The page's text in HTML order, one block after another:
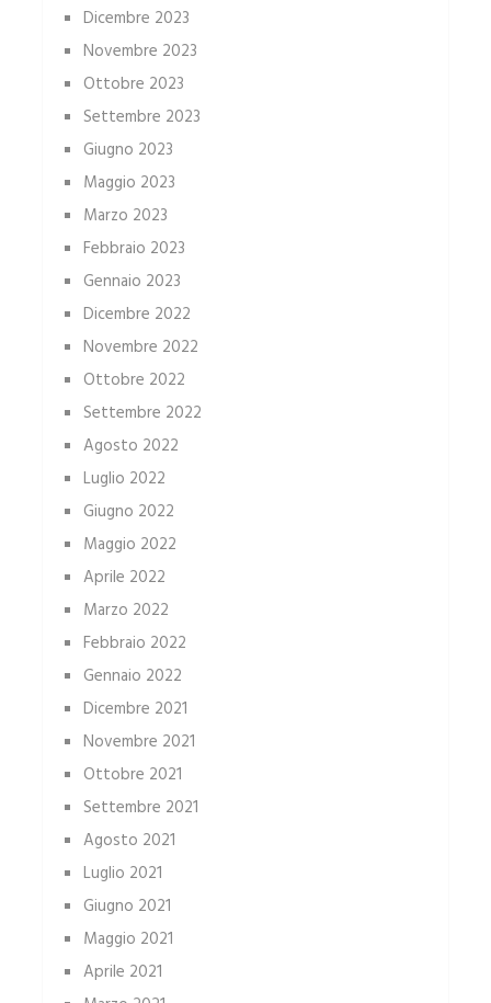
Dicembre 2023
Novembre 2023
Ottobre 2023
Settembre 2023
Giugno 2023
Maggio 2023
Marzo 2023
Febbraio 2023
Gennaio 2023
Dicembre 2022
Novembre 2022
Ottobre 2022
Settembre 2022
Agosto 2022
Luglio 2022
Giugno 2022
Maggio 2022
Aprile 2022
Marzo 2022
Febbraio 2022
Gennaio 2022
Dicembre 2021
Novembre 2021
Ottobre 2021
Settembre 2021
Agosto 2021
Luglio 2021
Giugno 2021
Maggio 2021
Aprile 2021